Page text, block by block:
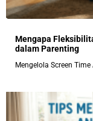
Mengapa
dalam Parenting
Mengelola Screen